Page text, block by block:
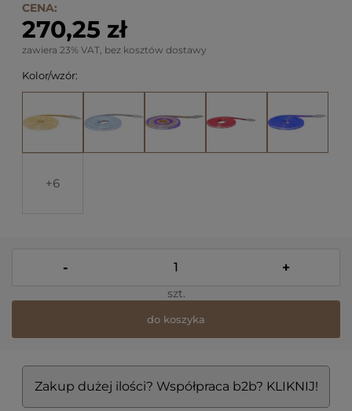
CENA:
270,25 zł
zawiera 23% VAT, bez kosztów dostawy
Kolor/wzór:
6
- +
szt.
do koszyka
Zakup dużej ilości? Współpraca b2b? KLIKNIJ!